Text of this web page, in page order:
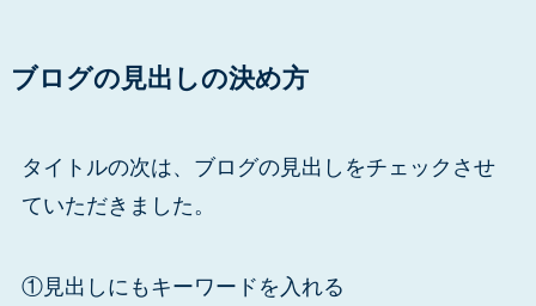
ブログの見出しの決め方
タイトルの次は、ブログの見出しをチェックさせ
ていただきました。
①見出しにもキーワードを入れる